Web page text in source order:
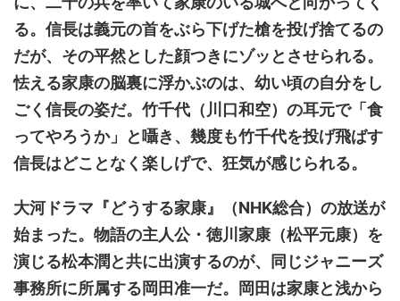
る。信長は義元の首をぶら下げた槍を投げ捨てるの
だが、その平然とした顔つきにゾッとさせられる。
怯える家康の脳裏に浮かぶのは、幼い頃の自分をし
ごく信長の姿だ。竹千代（川口和空）の耳元で「食
ってやろうか」と囁き、幾度も竹千代を投げ飛ばす
信長はどことなく楽しげで、狂気が感じられる。
大河ドラマ『どうする家康』（NHK総合）の放送が
始まった。物語の主人公・徳川家康（松平元康）を
演じる松本潤と共に出演するのが、同じジャニーズ
事務所に所属する岡田准一だ。岡田は家康と浅から